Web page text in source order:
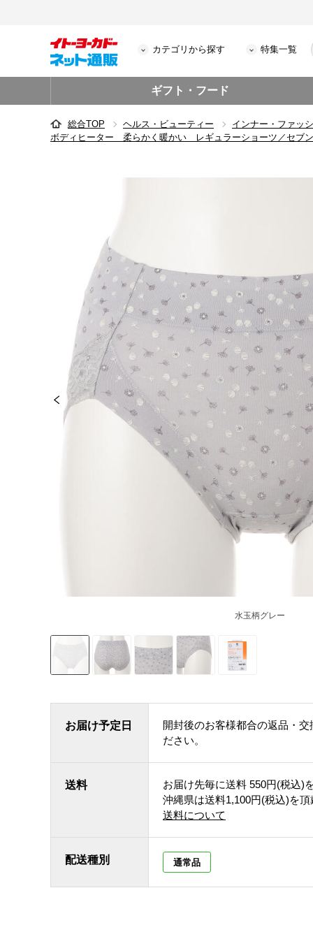
カテゴリから探す 特集一覧
ギフト・フード
総合TOP ヘルス・ビューティー
インナー・ファッ
ボディヒーター 柔らかく暖かい レギュラーショーツ／セブ
水玉柄グレー
お届け予定日
開封後のお客様都合の返品・
ださい。
送料 お届け先毎に送料 550円(税込)
沖縄県は送料1,100円(税込)を
送料について
配送種別 通常品